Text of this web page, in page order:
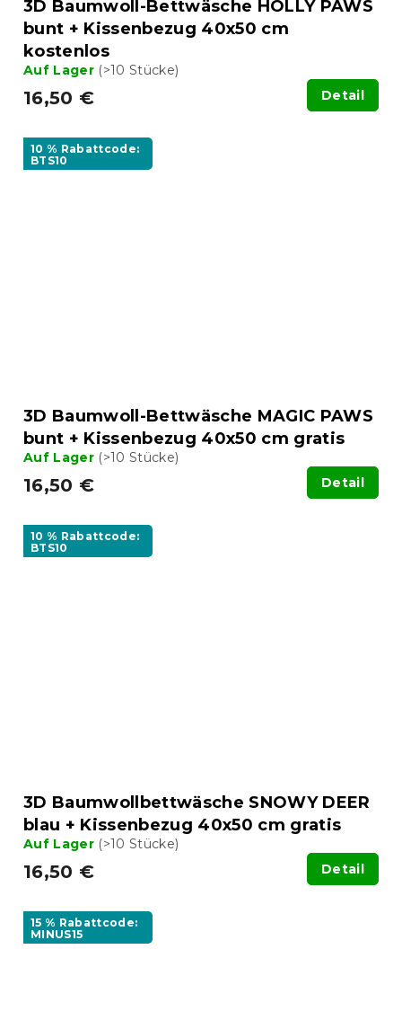
3D Baumwoll-Bettwäsche HOLLY PAWS
bunt + Kissenbezug 40x50 cm
kostenlos
Auf Lager (>10 Stücke)
16,50 € Detail
10 % Rabattcode:
BTS10
3D Baumwoll-Bettwäsche MAGIC PAWS
bunt + Kissenbezug 40x50 cm gratis
Auf Lager (>10 Stücke)
16,50 € Detail
10 % Rabattcode:
BTS10
3D Baumwollbettwäsche SNOWY DEER
blau + Kissenbezug 40x50 cm gratis
Auf Lager (>10 Stücke)
16,50 € Detail
15 % Rabattcode:
MINUS15